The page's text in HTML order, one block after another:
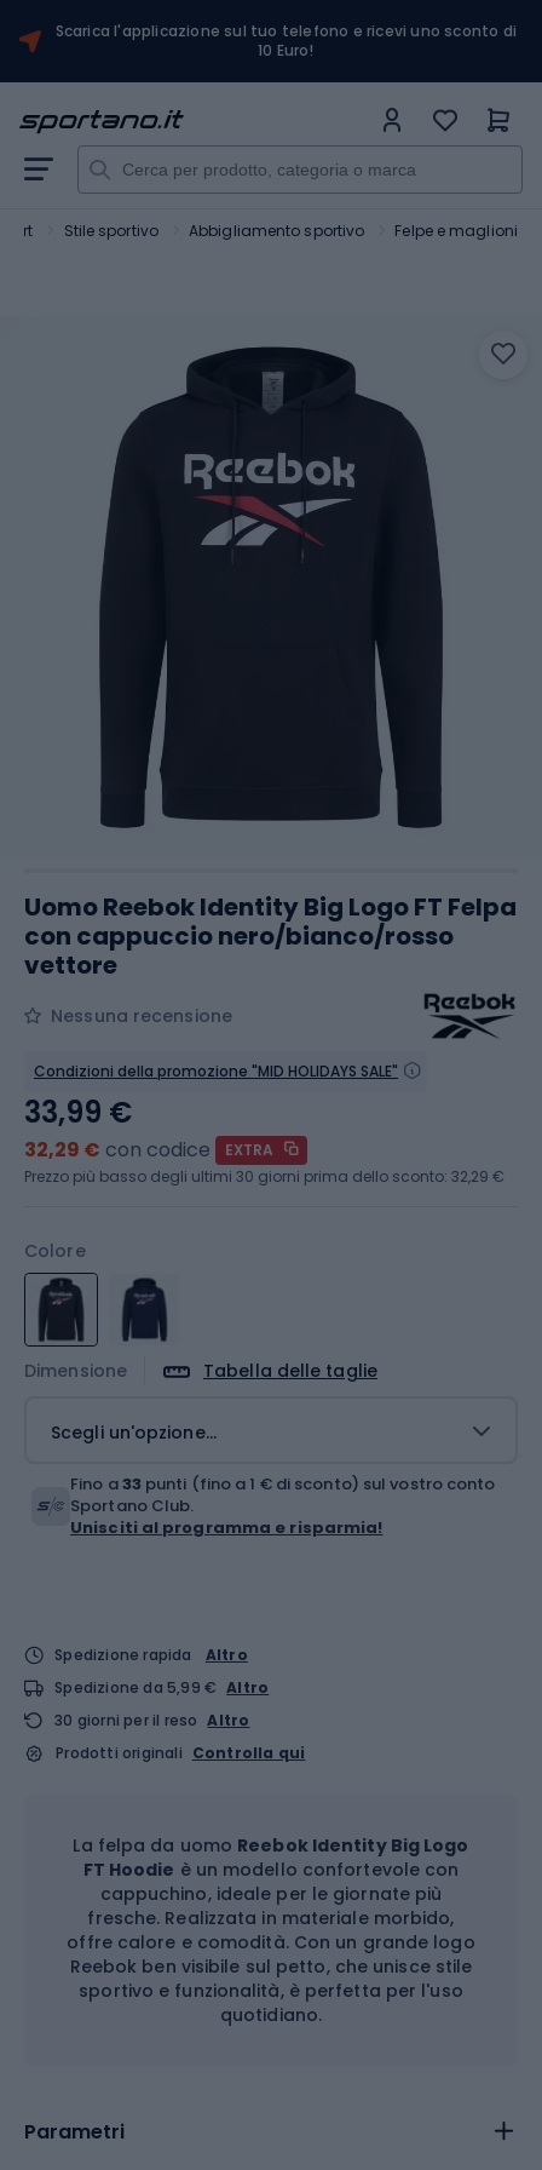
Scarica l'applicazione sul tuo telefono e ricevi uno sconto di
10 Euro!
Stile sportivo Abbigliamento sportivo Felpe e maglioni
Uomo Reebok Identity Big Logo FT Felpa
con cappuccio nero/bianco/rosso
vettore
Nessuna recensione
Condizioni della promozione "MID HOLIDAYS SALE"
Colore
Dimensione Tabella delle taglie
Scegli un'opzione...
33,99 €
32,29 € con codice
EXTRA
Prezzo più basso degli ultimi 30 giorni prima dello sconto: 32,29 €
Fino a33 punti (fino a 1 € di sconto) sul vostro conto
Sportano Club.
Unisciti al programma e risparmia!
Spedizione rapida
Altro
Spedizione da 5,99 € Altro
30 giorni per il reso Altro
Prodotti originali Controlla qui
La felpa da uomo Reebok Identity Big Logo
FT Hoodie è un modello confortevole con
cappuchino, ideale per le giornate più
fresche. Realizzata in materiale morbido,
offre calore e comodità. Con un grande logo
Reebok ben visibile sul petto, che unisce stile
sportivo e funzionalità, è perfetta per l'uso
quotidiano.
Parametri